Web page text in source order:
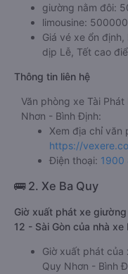
giường nằm đôi:
limousine:
Giá vé xe ổn
dịp Lễ, Tết cao
Thông tin liên hệ
Văn phòng xe Tài
Nhơn - Bình Định:
Xem địa chỉ văn
https://
Điện thoại: 1900
🚌 2. Xe Ba Quy
Giờ xuất phát xe
12 - Sài Gòn của nhà xe
Giờ xuất phát của
Quy Nhơn - Bình